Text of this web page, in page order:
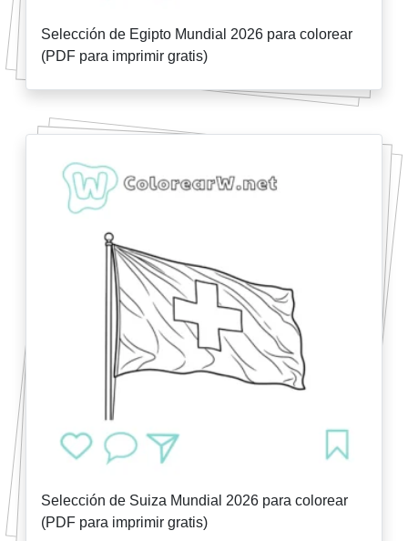
Selección de Egipto Mundial 2026 para colorear
(PDF para imprimir gratis)
Selección de Suiza Mundial 2026 para colorear
(PDF para imprimir gratis)